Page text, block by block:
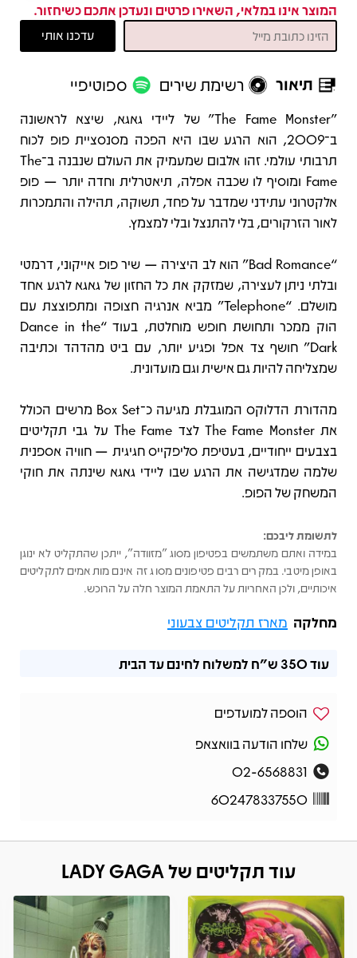
המוצר אינו במלאי, השאירו פרטים ונעדכן אתכם כשיחזור.
תיאור רשימת שירים ספוטיפיי
תיאור
"The Fame Monster" של ליידי גאגא, שיצא לראשונה
ב־2009, הוא הרגע שבו היא הפכה מסנסציית פופ לכוח
תרבותי עולמי. זהו אלבום שמעמיק את העולם שנבנה ב־The
Fame ומוסיף לו שכבה אפלה, תיאטרלית וחדה יותר — פופ
אלקטרוני עתידני שמדבר על פחד, תשוקה, תהילה והתמכרות
לאור הזרקורים, בלי להתנצל ובלי למצמץ.
“Bad Romance” הוא לב היצירה — שיר פופ אייקוני, דרמטי
ובלתי ניתן לעצירה, שמזקק את כל החזון של גאגא לרגע אחד
מושלם. “Telephone” מביא אנרגיה חצופה ומתפוצצת עם
הוק ממכר ותחושת חופש מוחלטת, בעוד “Dance in the
Dark” חושף צד אפל ופגיע יותר, עם ביט מהדהד וכתיבה
שמצליחה להיות גם אישית וגם מועדונית.
מהדורת הדלוקס המוגבלת מגיעה כ־Box Set מרשים הכולל
את The Fame Monster לצד The Fame על גבי תקליטים
בצבעים ייחודיים, בעטיפת סליפקייס חגיגית — חוויה אספנית
שלמה שמדגישה את הרגע שבו ליידי גאגא שינתה את חוקי
המשחק של הפופ.
לתשומת ליבכם:
במידה ואתם משתמשים בפטיפון מסוג "מזוודה", ייתכן שהתקליט לא ינוגן
באופן מיטבי. במקרים רבים פטיפונים מסוג זה אינם מותאמים לתקליטים
איכותיים, ולכן האחריות על התאמת המוצר חלה על הרוכש.
מחלקה מארז תקליטים צבעוני
עוד350 ש"ח למשלוח לחינם עד הבית
הוספה למועדפים
שלחו הודעה בוואצאפ
02-6568831
602478337550
עוד תקליטים של LADY GAGA